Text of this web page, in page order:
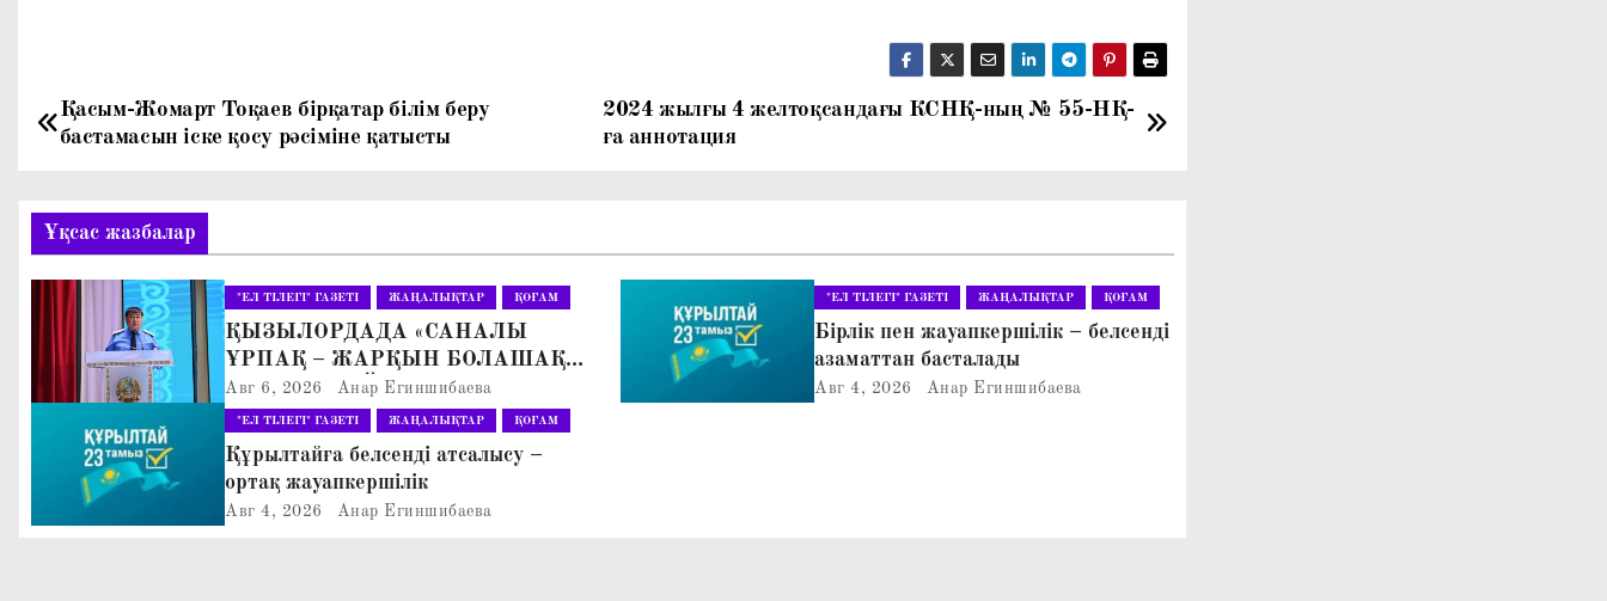
Н
в
и
г
а
я
2024 жылғы 4 желтоқсандағы КСНҚ-ның № 55-НҚ-
ға аннотация
Қасым-Жомарт Тоқаев бірқатар білім беру
бастамасын іске қосу рәсіміне қатысты
Ұқсас жазбалар
"ЕЛ ТІЛЕГІ" ГАЗЕТІ ЖАҢАЛЫҚТАР ҚОҒАМ
ҚЫЗЫЛОРДАДА «САНАЛЫ
ҰРПАҚ – ЖАРҚЫН БОЛАШАҚ»
АТТЫ КЕҢЕЙТІЛГЕН МӘЖІЛІС
ӨТТІ
Авг 6, 2026 Анар Егиншибаева
"ЕЛ ТІЛЕГІ" ГАЗЕТІ ЖАҢАЛЫҚТАР ҚОҒАМ
Бірлік пен жауапкершілік – белсенді
азаматтан басталады
Авг 4, 2026 Анар Егиншибаева
"ЕЛ ТІЛЕГІ" ГАЗЕТІ ЖАҢАЛЫҚТАР ҚОҒАМ
Құрылтайға белсенді атсалысу –
ортақ жауапкершілік
Авг 4, 2026 Анар Егиншибаева